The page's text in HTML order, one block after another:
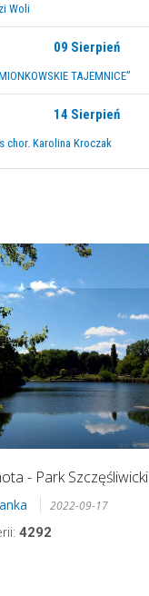
Woli
09 Sierpień
TAJEMNICE”
14 Sierpień
chor. Karolina Kroczak
- Park Szczęśliwicki
2022-09-17
4292